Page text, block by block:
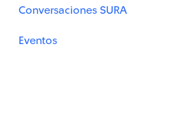
Conversaciones SURA
Eventos